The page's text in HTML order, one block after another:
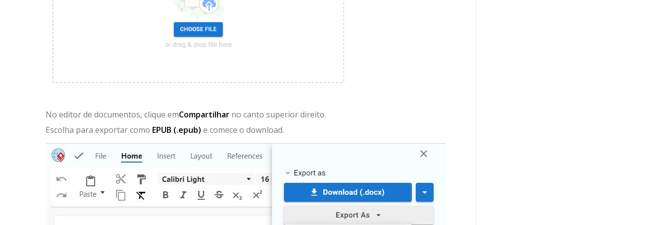
No editor de documentos, clique emCompartilhar no canto superior direito.
Escolha para exportar como EPUB (.epub) e comece o download.